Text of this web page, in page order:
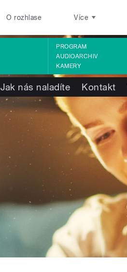
O rozhlase Více
PROGRAM
AUDIOARCHIV
KAMERY
Jak nás naladíte Kontakt